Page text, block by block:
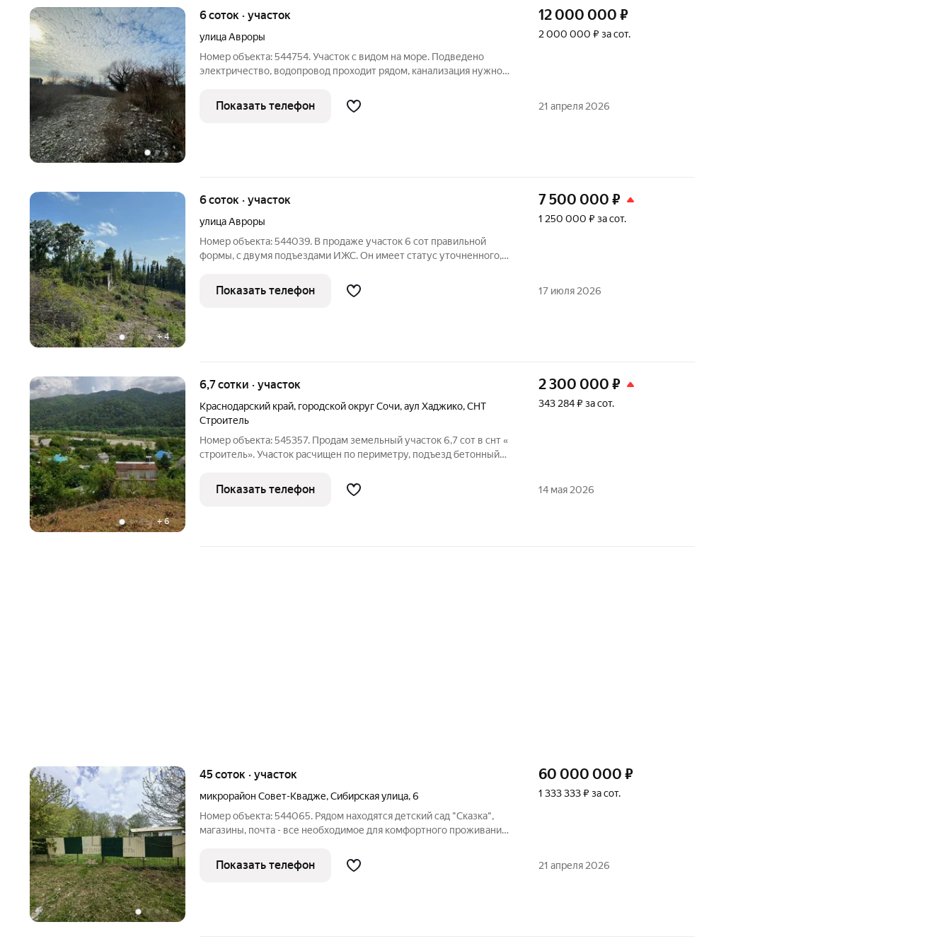
6 соток · участок
улица Авроры
Номер объекта: 544754. Участок с видом на море. Подведено
электричество, водопровод проходит рядом, канализация нужно
12 000 000 ₽
2 000 000 ₽ за сот.
Показать телефон 21 апреля 2026
+4
6 соток · участок
улица Авроры
Номер объекта: 544039. В продаже участок 6 сот правильной
формы, с двумя подъездами ИЖС. Он имеет статус уточненного, а
соток. Находится всего в двух минутах ходьбы от трассы и
автобусной
7 500 000 ₽
1 250 000 ₽ за сот.
Показать телефон 17 июля 2026
+6
6,7 сотки · участок
Краснодарский край, городской округ Сочи,аул Хаджико,СНТ
Строитель
Номер объекта: 545357. Продам земельный участок 6,7 сот в снт «
строитель». Участок расчищен по периметру, подъезд бетонный
подключения электричества имеется. Получен
градостроительный
2 300 000 ₽
343 284 ₽ за сот.
Показать телефон 14 мая 2026
45 соток · участок
микрорайон Совет-Квадже,Сибирская улица,6
Номер объекта: 544065. Рядом находятся детский сад "Сказка",
магазины, почта - все необходимое для комфортного проживания.
спокойствие, но при этом хочет быть близко к городской
60 000 000 ₽
1 333 333 ₽ за сот.
Показать телефон 21 апреля 2026